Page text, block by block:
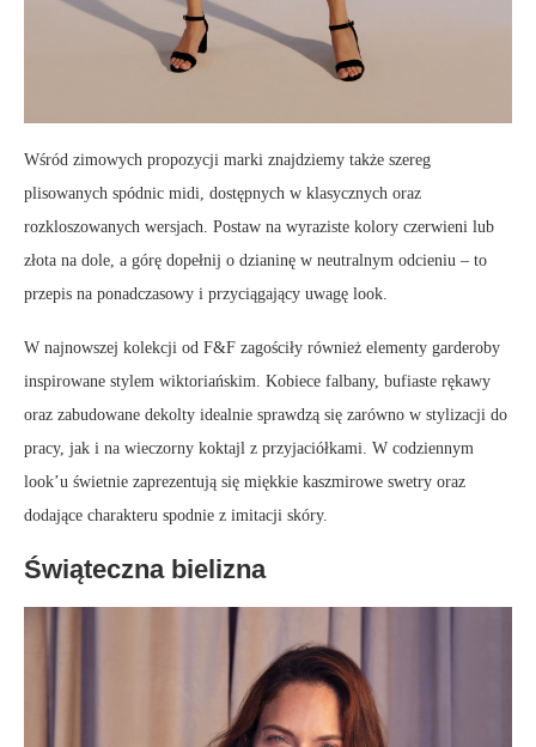
Wśród zimowych propozycji marki znajdziemy także szereg
plisowanych spódnic midi, dostępnych w klasycznych oraz
rozkloszowanych wersjach. Postaw na wyraziste kolory czerwieni lub
złota na dole, a górę dopełnij o dzianinę w neutralnym odcieniu – to
przepis na ponadczasowy i przyciągający uwagę look.
W najnowszej kolekcji od F&F zagościły również elementy garderoby
inspirowane stylem wiktoriańskim. Kobiece falbany, bufiaste rękawy
oraz zabudowane dekolty idealnie sprawdzą się zarówno w stylizacji do
pracy, jak i na wieczorny koktajl z przyjaciółkami. W codziennym
look’u świetnie zaprezentują się miękkie kaszmirowe swetry oraz
dodające charakteru spodnie z imitacji skóry.
Świąteczna bielizna